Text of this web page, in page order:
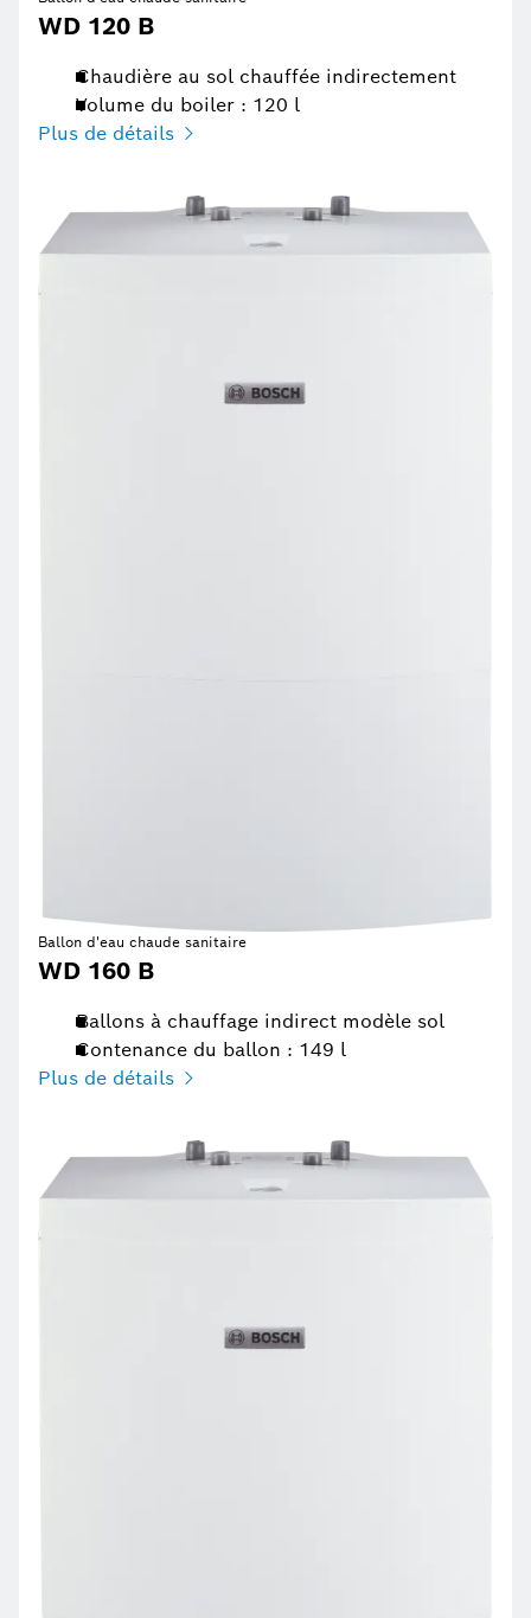
WD 120 B
Chaudière au sol chauffée indirectement
Volume du boiler : 120 l
Plus de détails
Ballon d'eau chaude sanitaire
WD 160 B
Ballons à chauffage indirect modèle sol
Contenance du ballon : 149 l
Plus de détails